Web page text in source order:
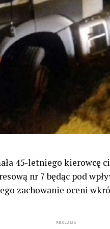
45-letniego kierowcę
nr 7 będąc pod
zachowanie oceni